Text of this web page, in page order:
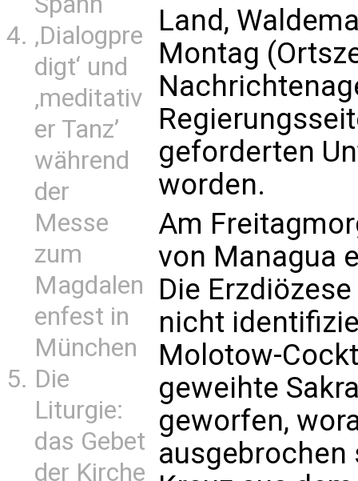
‚Dialogpre
digt‘ und
‚meditativ
er Tanz’
während
der
Messe
zum
Magdalen
enfest in
München
Die
Liturgie:
das Gebet
der Kirche
Land,
Montag
geforderten
worden.
Am
von Managua
Die
nicht
Molotow-
geweihte
geworfen,
ausgebrochen